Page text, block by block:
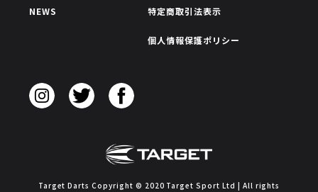
NEWS 特定商取引法表示
個人情報保護ポリシー
Target Darts Copyright © 2020 Target Sport Ltd | All rights